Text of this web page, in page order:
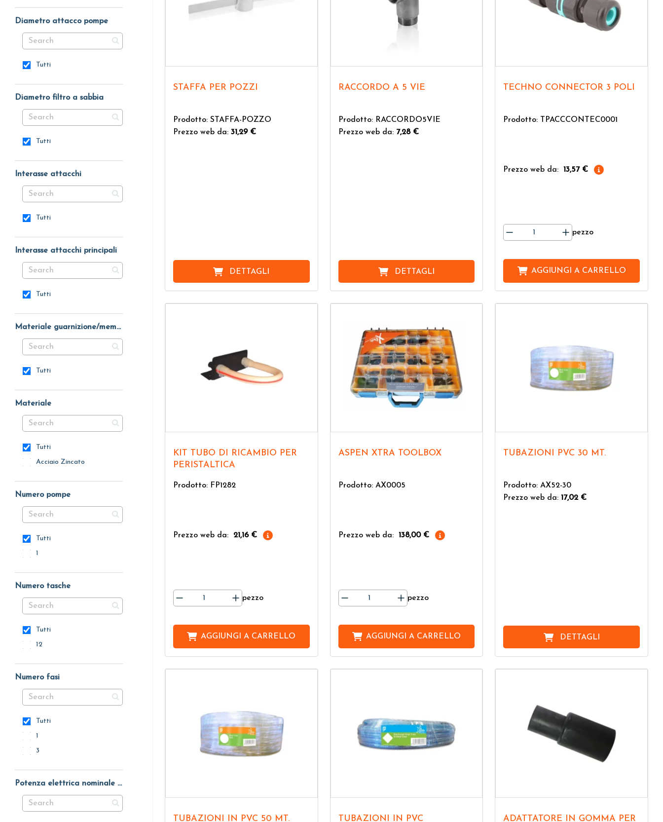
Diametro attacco pompe
Tutti
Diametro filtro a sabbia
Tutti
Interasse attacchi
Tutti
Interasse attacchi principali
Tutti
Materiale guarnizione/membrana
Tutti
Materiale
Tutti
Acciaio Zincato
Numero pompe
Tutti
1
Numero tasche
Tutti
12
Numero fasi
Tutti
1
3
Potenza elettrica nominale P1
STAFFA PER POZZI
Prodotto: STAFFA-POZZO
Prezzo web da: 31,29 €
DETTAGLI
RACCORDO A 5 VIE
Prodotto: RACCORDO5VIE
Prezzo web da: 7,28 €
DETTAGLI
TECHNO CONNECTOR 3 POLI
Prodotto: TPACCCONTEC0001
Prezzo web da: 13,57 €
pezzo
AGGIUNGI ACARRELLO
KIT TUBO DI RICAMBIO PER
PERISTALTICA
Prodotto: FP1282
Prezzo web da: 21,16 €
pezzo
AGGIUNGI A CARRELLO
ASPEN XTRA TOOLBOX
Prodotto: AX0005
Prezzo web da: 138,00 €
pezzo
AGGIUNGI ACARRELLO
TUBAZIONI PVC 30 MT.
Prodotto: AX52-30
Prezzo web da:17,02 €
DETTAGLI
TUBAZIONI IN PVC 50 MT. TUBAZIONI IN PVC ADATTATORE IN GOMMA PER